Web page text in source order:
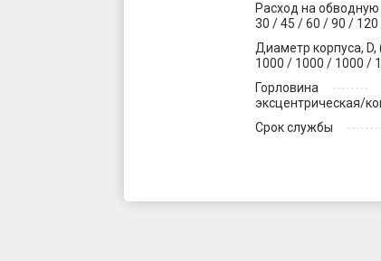
Расход на
30 / 45 / 60 / 90 / 120
Диаметр корпуса,
1000 / 1000 / 1000 /
Горловина
эксцентрическая/
Срок службы